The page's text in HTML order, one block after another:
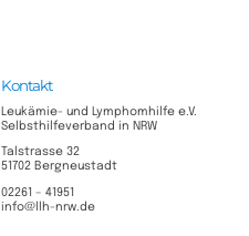
Kontakt
Leukämie- und Lymphomhilfe e.V.
Selbsthilfeverband in NRW
Talstrasse 32
51702 Bergneustadt
02261 – 41951
info@llh-nrw.de